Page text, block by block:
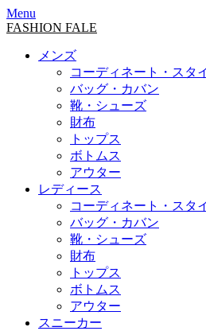
Menu
FASHION FALE
メンズ
コーディネート・スタ
バッグ・カバン
靴・シューズ
財布
トップス
ボトムス
アウター
レディース
コーディネート・スタ
バッグ・カバン
靴・シューズ
財布
トップス
ボトムス
アウター
スニーカー